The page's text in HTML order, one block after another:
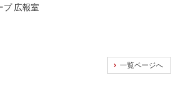
プ 広報室
一覧ページへ